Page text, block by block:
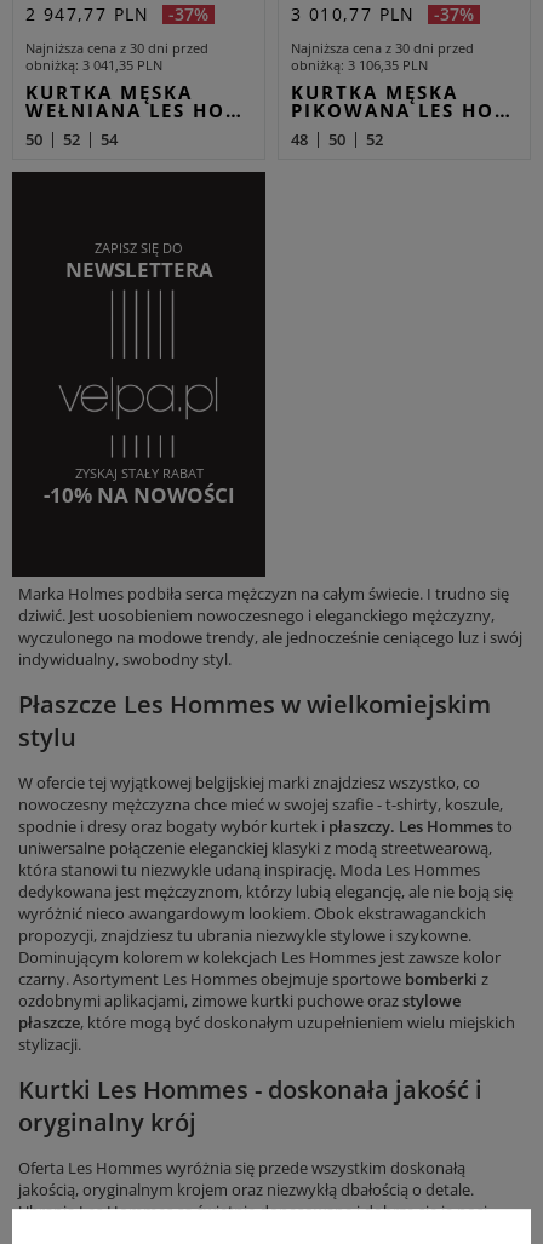
2 947,77 PLN -37%
Najniższa cena z 30 dni przed
obniżką 3 041,35 PLN
KURTKA MĘSKA
WEŁNIANA LES HO…
50 52 54
3 010,77 PLN -37%
Najniższa cena z 30 dni przed
obniżką 3 106,35 PLN
KURTKA MĘSKA
PIKOWANA LES HO…
48 50 52
ZAPISZ SIĘ DO
NEWSLETTERA
ZYSKAJ STAŁY RABAT
-10% NA NOWOŚCI
Marka Holmes podbiła serca mężczyzn na całym świecie. I trudno się
dziwić. Jest uosobieniem nowoczesnego i eleganckiego mężczyzny,
wyczulonego na modowe trendy, ale jednocześnie ceniącego luz i swój
indywidualny, swobodny styl.
Płaszcze Les Hommes w wielkomiejskim
stylu
W ofercie tej wyjątkowej belgijskiej marki znajdziesz wszystko, co
nowoczesny mężczyzna chce mieć w swojej szafie - t-shirty, koszule,
spodnie i dresy oraz bogaty wybór kurtek i płaszczy. Les Hommesto
uniwersalne połączenie eleganckiej klasyki z modą streetwearową,
która stanowi tu niezwykle udaną inspirację. Moda Les Hommes
dedykowana jest mężczyznom, którzy lubią elegancję, ale nie boją się
wyróżnić nieco awangardowym lookiem. Obok ekstrawaganckich
propozycji, znajdziesz tu ubrania niezwykle stylowe i szykowne.
Dominującym kolorem w kolekcjach Les Hommes jest zawsze kolor
czarny. Asortyment Les Hommes obejmuje sportowe bomberki z
ozdobnymi aplikacjami, zimowe kurtki puchowe orazstylowe
płaszcze, które mogą być doskonałym uzupełnieniem wielu miejskich
stylizacji.
Kurtki Les Hommes - doskonała jakość i
oryginalny krój
Oferta Les Hommes wyróżnia się przede wszystkim doskonałą
jakością, oryginalnym krojem oraz niezwykłą dbałością o detale.
Ubrania Les Hommes są świetnie dopasowane i dobrze się je nosi.